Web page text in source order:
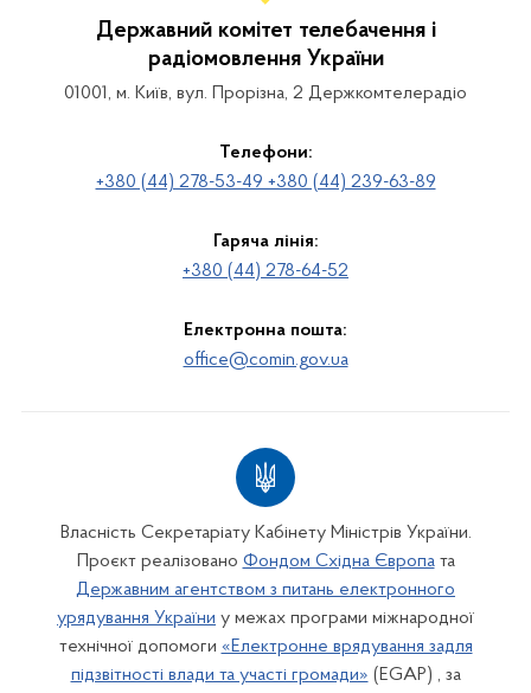
Державний комітет телебачення і
радіомовлення України
01001, м. Київ, вул. Прорізна, 2 Держкомтелерадіо
Телефони:
+380 (44) 278-53-49 +380 (44) 239-63-89
Гаряча лінія:
+380 (44) 278-64-52
Електронна пошта:
office@comin.gov.ua
Власність Секретаріату Кабінету Міністрів України.
Проєкт реалізовано Фондом Східна Європата
Державним агентством з питань електронного
урядування України у межах програми міжнародної
технічної допомоги «Електронне врядування задля
підзвітності влади та участі громади» (EGAP) , за